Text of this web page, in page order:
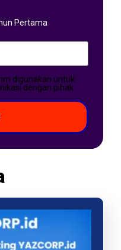
Pertama
digunakan untuk
dengan pihak